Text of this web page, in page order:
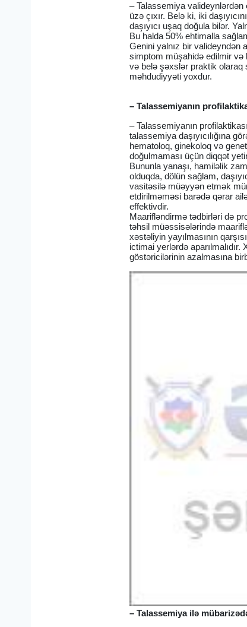
– Talassemiya valideynlərdən
üzə çıxır. Belə ki, iki
daşıyıcı uşaq doğula bilər.
Bu halda 50% ehtimalla
Genini yalnız bir valideyndən
simptom müşahidə edilmir və
və belə şəxslər praktik olaraq
məhdudiyyəti yoxdur.
– Talassemiyanın
– Talassemiyanın
talassemiya daşıyıcılığına
hematoloq, ginekoloq və
doğulmaması üçün diqqət
Bununla yanaşı, hamiləlik
olduqda, dölün sağlam,
vasitəsilə müəyyən etmək
etdirilməməsi barədə qərar
effektivdir.
Maarifləndirmə tədbirləri də
təhsil müəssisələrində
xəstəliyin yayılmasının
ictimai yerlərdə
göstəricilərinin azalmasına
– Talassemiya ilə